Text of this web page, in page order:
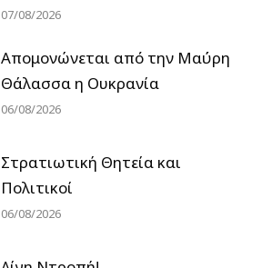
07/08/2026
Απομονώνεται από την Μαύρη
Θάλασσα η Ουκρανία
06/08/2026
Στρατιωτική Θητεία και
Πολιτικοί
06/08/2026